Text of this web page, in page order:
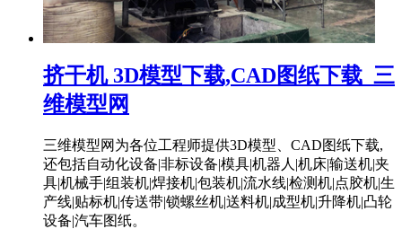
挤干机 3D模型下载,CAD图纸下载_三
维模型网
三维模型网为各位工程师提供3D模型、CAD图纸下载,
还包括自动化设备|非标设备|模具|机器人|机床|输送机|夹
具|机械手|组装机|焊接机|包装机|流水线|检测机|点胶机|生
产线|贴标机|传送带|锁螺丝机|送料机|成型机|升降机|凸轮
设备|汽车图纸。